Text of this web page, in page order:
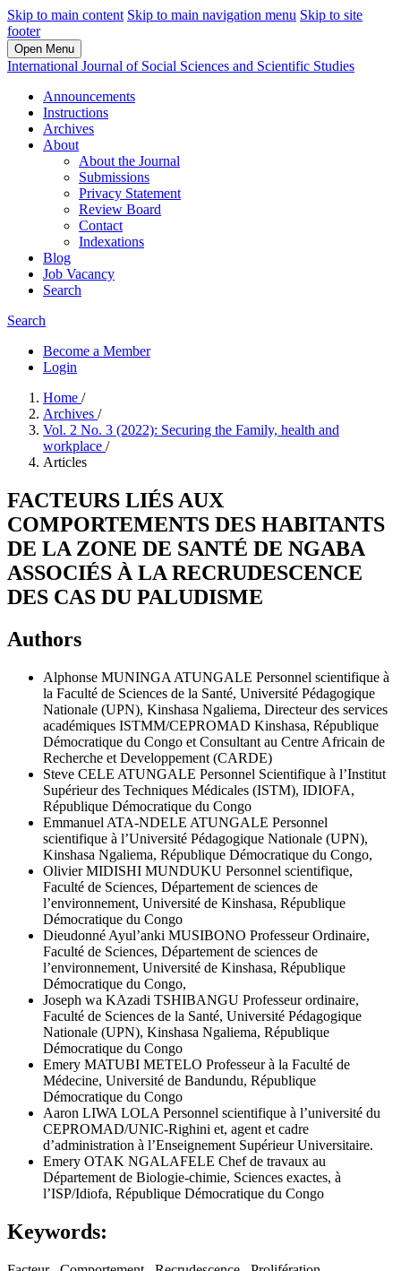
Skip to main content Skip to main navigation menu Skip to site
footer
Open Menu
International Journal of Social Sciences and Scientific Studies
Announcements
Instructions
Archives
About
About the Journal
Submissions
Privacy Statement
Review Board
Contact
Indexations
Blog
Job Vacancy
Search
Search
Become a Member
Login
Home /
Archives /
Vol. 2 No. 3 (2022): Securing the Family, health and
workplace /
Articles
FACTEURS LIÉS AUX
COMPORTEMENTS DES HABITANTS
DE LA ZONE DE SANTÉ DE NGABA
ASSOCIÉS À LA RECRUDESCENCE
DES CAS DU PALUDISME
Authors
Alphonse MUNINGA ATUNGALE Personnel scientifique à
la Faculté de Sciences de la Santé, Université Pédagogique
Nationale (UPN), Kinshasa Ngaliema, Directeur des services
académiques ISTMM/CEPROMAD Kinshasa, République
Démocratique du Congo et Consultant au Centre Africain de
Recherche et Developpement (CARDE)
Steve CELE ATUNGALE Personnel Scientifique à l’Institut
Supérieur des Techniques Médicales (ISTM), IDIOFA,
République Démocratique du Congo
Emmanuel ATA-NDELE ATUNGALE Personnel
scientifique à l’Université Pédagogique Nationale (UPN),
Kinshasa Ngaliema, République Démocratique du Congo,
Olivier MIDISHI MUNDUKU Personnel scientifique,
Faculté de Sciences, Département de sciences de
l’environnement, Université de Kinshasa, République
Démocratique du Congo
Dieudonné Ayul’anki MUSIBONO Professeur Ordinaire,
Faculté de Sciences, Département de sciences de
l’environnement, Université de Kinshasa, République
Démocratique du Congo,
Joseph wa KAzadi TSHIBANGU Professeur ordinaire,
Faculté de Sciences de la Santé, Université Pédagogique
Nationale (UPN), Kinshasa Ngaliema, République
Démocratique du Congo
Emery MATUBI METELO Professeur à la Faculté de
Médecine, Université de Bandundu, République
Démocratique du Congo
Aaron LIWA LOLA Personnel scientifique à l’université du
CEPROMAD/UNIC-Righini et, agent et cadre
d’administration à l’Enseignement Supérieur Universitaire.
Emery OTAK NGALAFELE Chef de travaux au
Département de Biologie-chimie, Sciences exactes, à
l’ISP/Idiofa, République Démocratique du Congo
Keywords: